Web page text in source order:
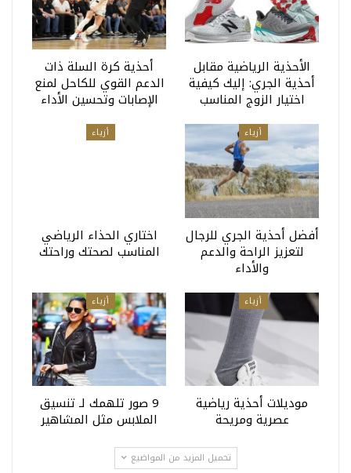
الأحذية الرياضية مقابل
أحذية الجري: إليك كيفية
اختيار الزوج المناسب
أحذية كرة السلة ذات
الدعم القوي للكاحل لمنع
الإصابات وتحسين الأداء
أزياء
أفضل أحذية الجري للرجال
لتعزيز الراحة والدعم
والأداء
أزياء
اختاري الحذاء الرياضي
المناسب لصحتك وراحتك
أزياء
موديلات أحذية رياضية
عصرية ومريحة
أزياء
9 صور تلهمك لـ تنسيق
الملابس مثل المشاهير
تحميل المزيد من المواضيع